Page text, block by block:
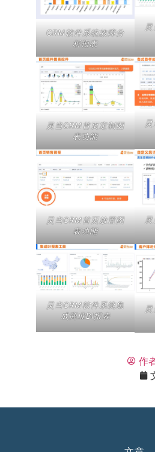
CRM软件系统故障分
析报表
灵当CRM首页定制图
表功能
灵当CRM首页放置图
表功能
灵当CRM软件系统集
成商业BI报表
作